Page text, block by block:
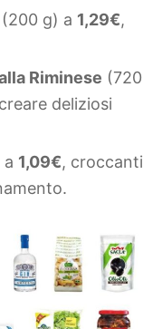
(200 g) a 1,29€,
Riminese (720
deliziosi
a 1,09€, croccanti